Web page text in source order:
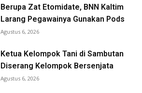
Berupa Zat Etomidate, BNN Kaltim
Larang Pegawainya Gunakan Pods
Agustus 6, 2026
Ketua Kelompok Tani di Sambutan
Diserang Kelompok Bersenjata
Agustus 6, 2026